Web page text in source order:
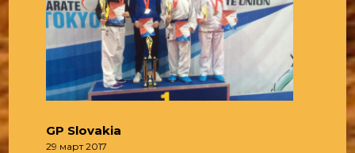
GP Slovakia
29 март 2017